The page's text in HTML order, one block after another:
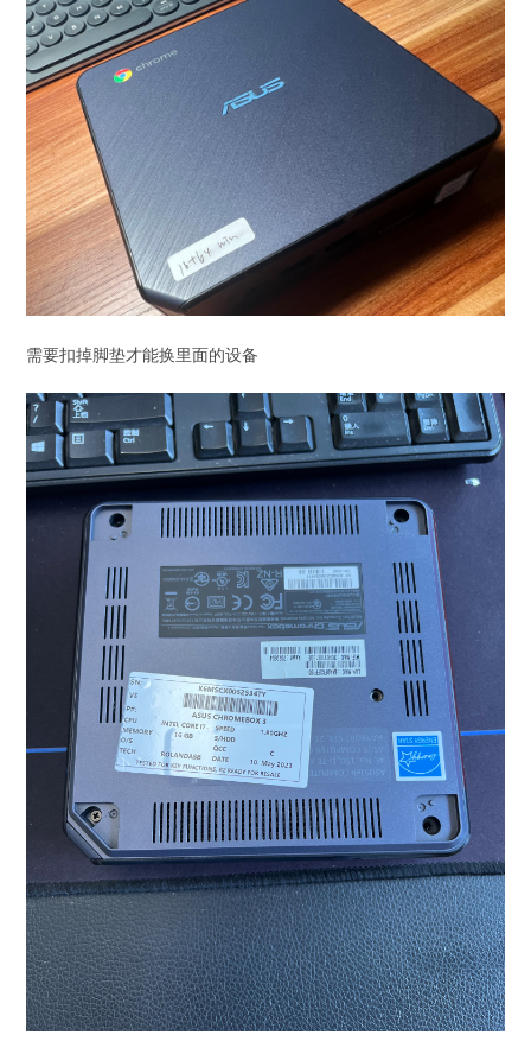
需要扣掉脚垫才能换里面的设备